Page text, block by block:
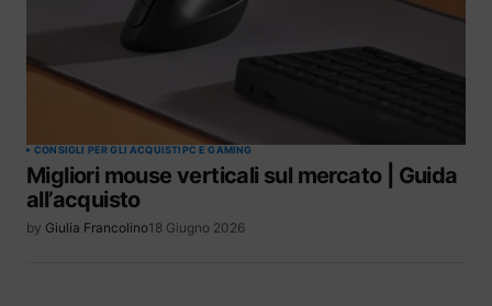
CONSIGLI PER GLI ACQUISTI PC E GAMING
Migliori mouse verticali sul mercato | Guida
all’acquisto
by Giulia Francolino18 Giugno 2026